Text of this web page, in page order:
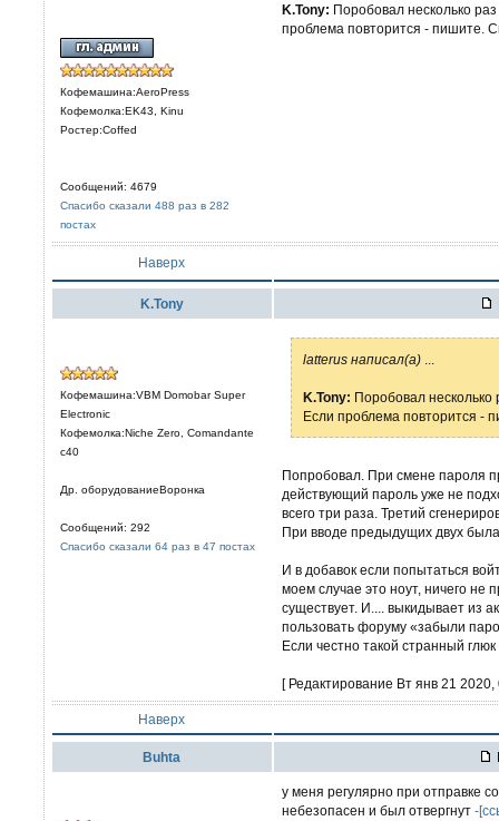
Кофемашина:AeroPress
Кофемолка:EK43, Kinu
Ростер:Coffed
Сообщений: 4679
Спасибо сказали 488 раз в 282
постах
K.Tony: Поробовал несколько
проблема повторится - пишите.
Наверх
K.Tony
Кофемашина:VBM Domobar Super
Electronic
Кофемолка:Niche Zero, Comandante
c40
Др. оборудованиеВоронка
Сообщений: 292
Спасибо сказали 64 раз в 47 постах
latterus написал(а)
K.Tony: Поробовал несколько
Если проблема повторится -
Попробовал. При смене пароля
действующий пароль уже не
всего три раза. Третий
При вводе предыдущих двух
И в добавок если попытаться
моем случае это ноут, ничего не
существует. И.... выкидывает из
пользовать форуму «забыли
Если честно такой странный
[ Редактирование Вт янв 21 2020,
Наверх
Buhta
у меня регулярно при отправке
небезопасен и был отвергнут -